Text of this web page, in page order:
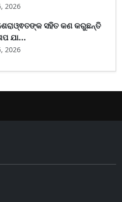
2026
ସହିତ କଣ କରୁଛନ୍ତି
ଯା...
2026